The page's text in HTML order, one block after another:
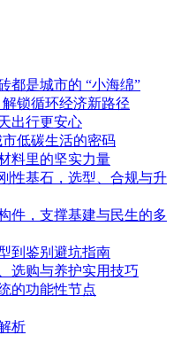
都是城市的 “小海绵”
锁循环经济新路径
出行更安心
低碳生活的密码
料里的坚实力量
性基石，选型、合规与升
件，支撑基建与民生的多
到鉴别避坑指南
选购与养护实用技巧
的功能性节点
析